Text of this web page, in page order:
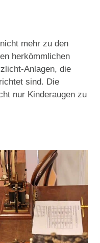
mehr zu den
herkömmlichen
Anlagen, die
sind. Die
nur Kinderaugen zu